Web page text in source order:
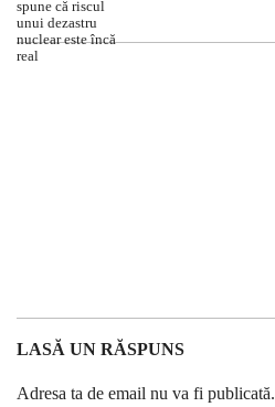
LASĂ UN RĂSPUNS
Adresa ta de email nu va fi publicată.